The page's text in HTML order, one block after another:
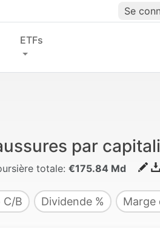
Se
ETFs
par
totale: €175.84 Md
C/B Dividende % Marge